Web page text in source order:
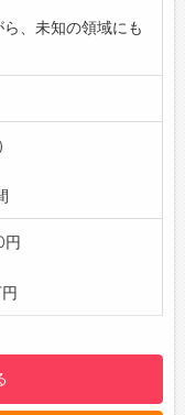
とが好き
ができる
ことが好きな方
がその都度丁寧に
ノなどを取材でき
司と先輩の細やか
ので心強い。
入社後は同行しな
す。
フがたくさん活躍
なくても成長でき
ございますので、
す。
って異なりま
準備
へ納品
、未知の領域にも
円